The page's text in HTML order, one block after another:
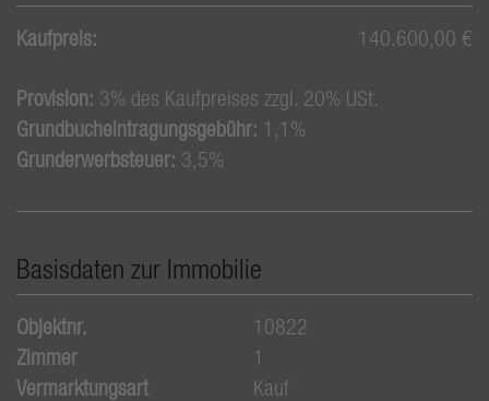
Kaufpreis: 140.600,00 €
Provision: 3% des Kaufpreises zzgl. 20% USt.
Grundbucheintragungsgebühr: 1,1%
Grunderwerbsteuer: 3,5%
Basisdaten zur Immobilie
Objektnr.
10822
Zimmer
1
Vermarktungsart
Kauf